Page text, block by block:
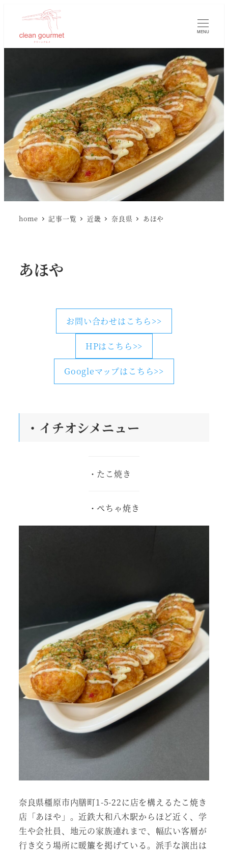
MENU
home 記事一覧 近畿 奈良県 あほや
あほや
お問い合わせはこちら>>
HPはこちら>>
Googleマップはこちら>>
・ イチオシメニュー
・たこ焼き
・ぺちゃ焼き
奈良県橿原市内膳町1-5-22に店を構えるたこ焼き
店「あほや」。近鉄大和八木駅からほど近く、学
生や会社員、地元の家族連れまで、幅広い客層が
行き交う場所に暖簾を掲げている。派手な演出は